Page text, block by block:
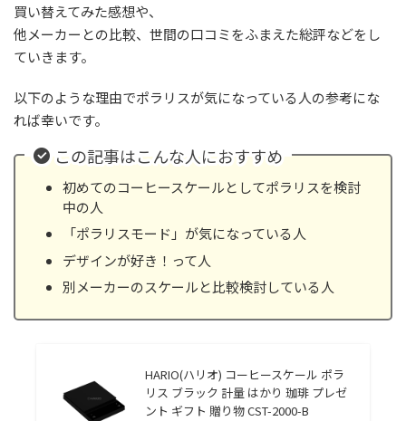
買い替えてみた感想や、
他メーカーとの比較、世間の口コミをふまえた総評などをし
ていきます。
以下のような理由でポラリスが気になっている人の参考にな
れば幸いです。
この記事はこんな人におすすめ
初めてのコーヒースケールとしてポラリスを検討
中の人
「ポラリスモード」が気になっている人
デザインが好き！って人
別メーカーのスケールと比較検討している人
HARIO(ハリオ) コーヒースケール ポラ
リス ブラック 計量 はかり 珈琲 プレゼ
ント ギフト 贈り物 CST-2000-B